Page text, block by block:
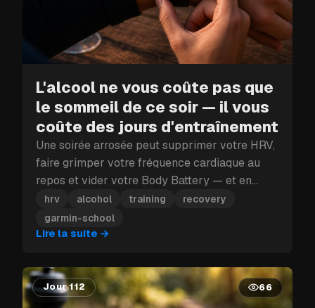
L'alcool ne vous coûte pas que
le sommeil de ce soir — il vous
coûte des jours d'entraînement
Une soirée arrosée peut supprimer votre HRV,
faire grimper votre fréquence cardiaque au
repos et vider votre Body Battery — et en
plein bloc d'entraînement, ce coup porté à la
récupération peut vous coûter plus qu'une
seule journée.
hrv alcohol training
recovery
garmin-school
Lire la suite →
Jour 112 66